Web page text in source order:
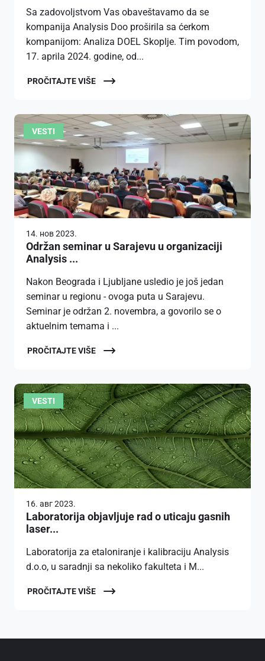
Sa zadovoljstvom Vas obaveštavamo da se
kompanija Analysis Doo proširila sa ćerkom
kompanijom: Analiza DOEL Skoplje. Tim povodom,
17. aprila 2024. godine, od...
PROČITAJTE VIŠE
VESTI
14. нов 2023.
Održan seminar u Sarajevu u organizaciji
Analysis ...
Nakon Beograda i Ljubljane usledio je još jedan
seminar u regionu - ovoga puta u Sarajevu.
Seminar je održan 2. novembra, a govorilo se o
aktuelnim temama i ...
PROČITAJTE VIŠE
VESTI
16. авг 2023.
Laboratorija objavljuje rad o uticaju gasnih
laser...
Laboratorija za etaloniranje i kalibraciju Analysis
d.o.o, u saradnji sa nekoliko fakulteta i M...
PROČITAJTE VIŠE